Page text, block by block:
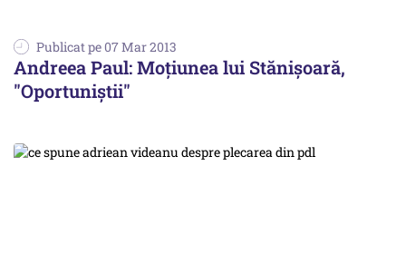
Publicat pe 07 Mar 2013
Andreea Paul: Moțiunea lui Stănișoară,
"Oportuniștii"